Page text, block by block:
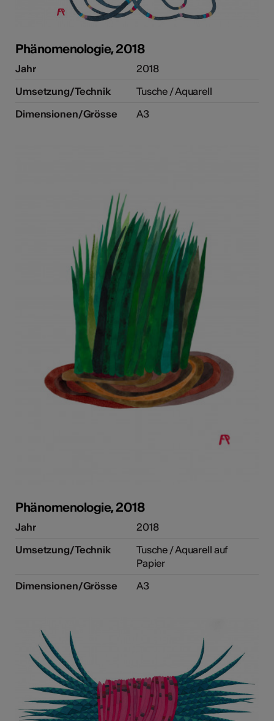
Phänomenologie, 2018
Jahr
2018
Umsetzung/Technik
Tusche / Aquarell
Dimensionen/Grösse
A3
Phänomenologie, 2018
Jahr
2018
Umsetzung/Technik
Tusche / Aquarell auf
Papier
Dimensionen/Grösse
A3